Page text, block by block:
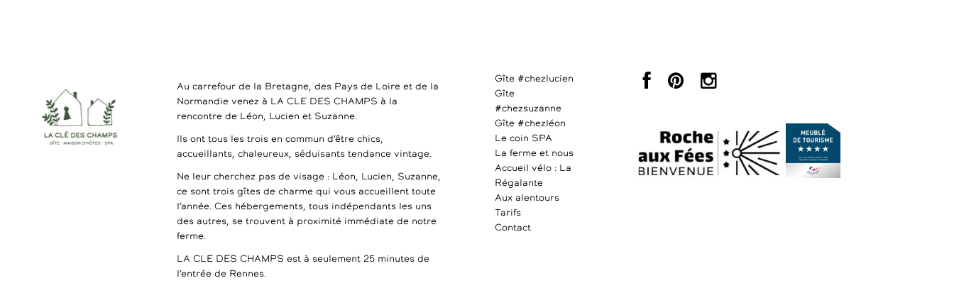
Au carrefour de la Bretagne, des Pays de Loire et de la
Normandie venez à LA CLE DES CHAMPS à la
rencontre de Léon, Lucien et Suzanne.
Ils ont tous les trois en commun d’être chics,
accueillants, chaleureux, séduisants tendance vintage.
Ne leur cherchez pas de visage : Léon, Lucien, Suzanne,
ce sont trois gîtes de charme qui vous accueillent toute
l’année. Ces hébergements, tous indépendants les uns
des autres, se trouvent à proximité immédiate de notre
ferme.
LA CLE DES CHAMPS est à seulement 25 minutes de
l’entrée de Rennes.
Gîte #chezlucien
Gîte
#chezsuzanne
Gîte #chezléon
Le coin SPA
La ferme et nous
Accueil vélo : La
Régalante
Aux alentours
Tarifs
Contact